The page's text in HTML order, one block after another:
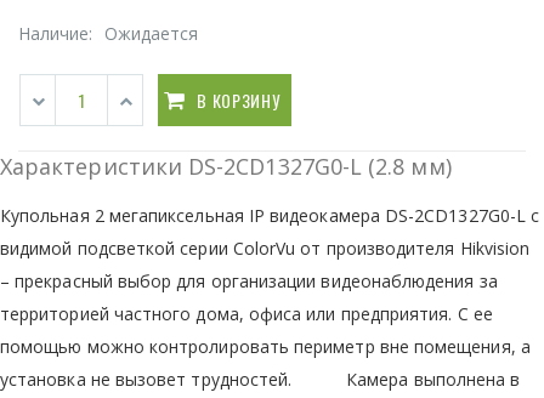
Наличие: Ожидается
В КОРЗИНУ
Характеристики DS-2CD1327G0-L (2.8 мм)
Купольная 2 мегапиксельная IP видеокамера DS-2CD1327G0-L с
видимой подсветкой серии ColorVu от производителя Hikvision
– прекрасный выбор для организации видеонаблюдения за
территорией частного дома, офиса или предприятия. С ее
помощью можно контролировать периметр вне помещения, а
установка не вызовет трудностей. Камера выполнена в